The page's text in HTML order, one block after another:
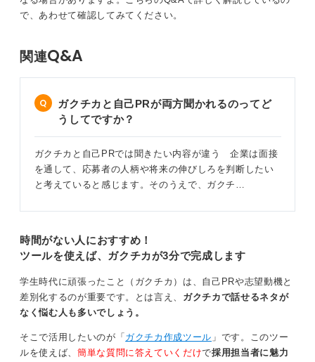
で、あわせて確認してみてください。
関連Q&A
ガクチカと自己PRが両方聞かれるのってど
うしてですか？
ガクチカと自己PRでは聞きたい内容が違う 企業は面接
を通して、応募者の人柄や将来の伸びしろを判断したい
と考えていると感じます。そのうえで、ガクチ…
時間がない人におすすめ！
ツールを使えば、ガクチカが3分で完成します
学生時代に頑張ったこと（ガクチカ）は、自己PRや志望動機と
差別化するのが重要です。とは言え、 ガクチカで話せるネタが
なく悩む人も多いでしょう。
そこで活用したいのが「 ガクチカ作成ツール 」です。このツー
ルを使えば、 簡単な質問に答えていくだけで採用担当者に魅力